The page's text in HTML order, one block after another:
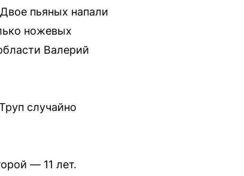
пьяных напали
ножевых
Валерий
случайно
— 11 лет.